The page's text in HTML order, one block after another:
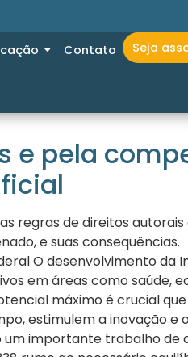
Contato Seja
e pela
regras de direitos autorais
e suas
O desenvolvimento da
em áreas como saúde,
máximo é crucial
estimulem a inovação e
importante trabalho de